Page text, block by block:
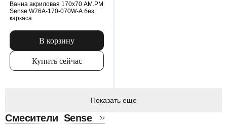
Ванна акриловая 170x70 AM.PM
Sense W76A-170-070W-A без
каркаса
В корзину
Купить сейчас
Показать еще
Смесители Sense